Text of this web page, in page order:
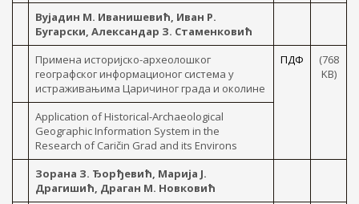
Вујадин М. Иванишевић, Иван Р.
Бугарски, Александар З. Стаменковић
Примена историјско-археолошког
географског информационог система у
истраживањима Царичиног града и околине
ПДФ
(768
KB)
Application of Historical-Archaeological
Geographic Information System in the
Research of Caričin Grad and its Environs
Зорана З. Ђорђевић, Марија J.
Драгишић, Драган М. Новковић